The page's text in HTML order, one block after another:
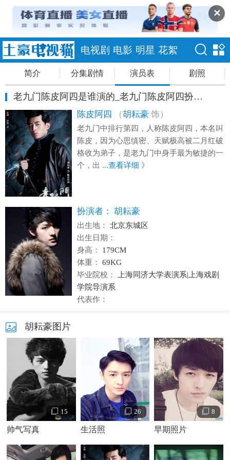
✕
电视剧 电影 明星 花絮
简介 分集剧情 演员表 剧照
老九门陈皮阿四是谁演的_老九门陈皮阿四扮演者胡耘豪个人资料
陈皮阿四 （胡耘豪 饰）
老九门中排行第四，人称陈皮阿四，本名叫
陈皮，因为心思缜密、天赋极高被二月红破
格收为弟子，是老九门中身手最为敏捷的一
个，出 ...查看详细 》
扮演者： 胡耘豪
出生地：
北京东城区
出生日期：
身高：
179CM
体重：
69KG
毕业院校：
上海同济大学表演系|上海戏剧
学院导演系
代表作：
胡耘豪图片
15
帅气写真
26
生活照
8
早期照片